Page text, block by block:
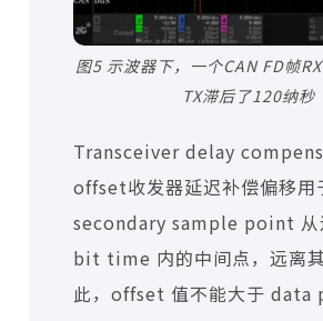
图5 示波器下，一个CAN FD帧
TX滞后了120纳秒
Transceiver delay
offset收发器延迟补偿偏移用
secondary sample point 从
bit time 内的中间点，远离
此，offset 值不能大于 data